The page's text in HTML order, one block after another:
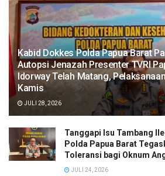
Kabid Dokkes Polda Papua Barat
Autopsi Jenazah Presenter TVRI
Idorway Telah Matang,
Kamis
JULI 28, 2026
Tanggapi Isu Tambang
Polda Papua Barat
Toleransi bagi Oknum
JULI 24, 2026